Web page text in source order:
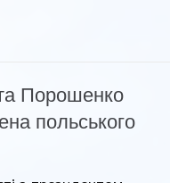
Порошенко
польського